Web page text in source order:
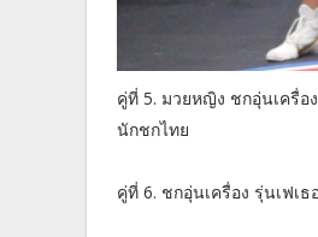
คู่ที่ 5. มวยหญิง ชกอุ่นเครื่
นักชกไทย
คู่ที่ 6. ชกอุ่นเครื่อง รุ่นเฟเ